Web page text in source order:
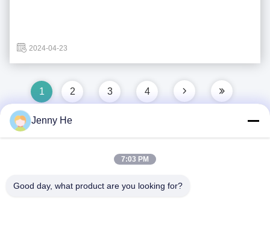
2024-04-23
1 2 3 4
주소
Jenny He
7:03 PM
Good day, what product are you looking for?